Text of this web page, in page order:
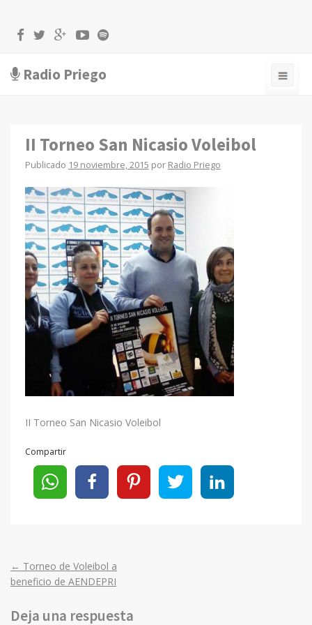
Radio Priego
II Torneo San Nicasio Voleibol
Publicado 19 noviembre, 2015 por Radio Priego
II Torneo San Nicasio Voleibol
Compartir
Post
navigation
← Torneo de Voleibol a
beneficio de AENDEPRI
Deja una respuesta